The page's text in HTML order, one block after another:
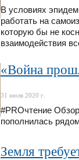
В условиях
работать на
которую бы не
взаимодействия
«Война
31 июля 2020 г.
#PROчтение
пополнилась
Земля